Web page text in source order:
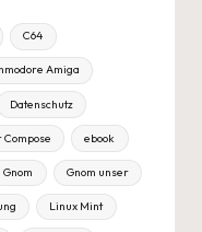
C64
Amiga
Datenschutz
Compose ebook
Gnom Gnom unser
Linux Mint